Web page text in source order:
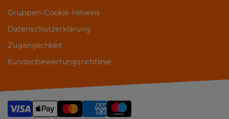
Gruppen-Cookie-Hinweis
Datenschutzerklärung
Zugänglichkeit
Kundenbewertungsrichtlinie